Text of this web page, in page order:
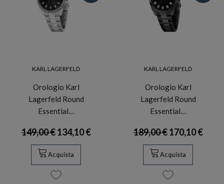
KARL LAGERFELD
Orologio Karl
Lagerfeld Round
Essential…
149,00 €134,10 €
Acquista
KARL LAGERFELD
Orologio Karl
Lagerfeld Round
Essential…
189,00 €170,10 €
Acquista